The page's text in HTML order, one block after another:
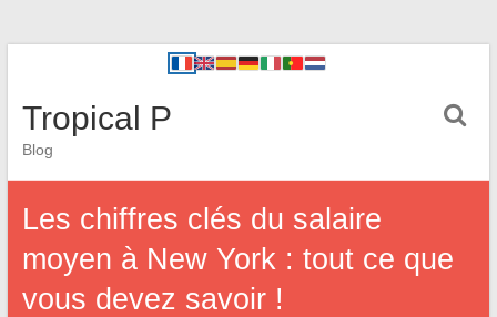
Tropical P
Blog
Les chiffres clés du salaire
moyen à New York : tout ce que
vous devez savoir !